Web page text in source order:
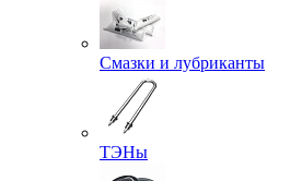
Смазки и лубриканты
ТЭНы